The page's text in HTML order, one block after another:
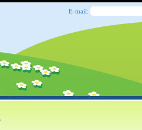
E-mail: